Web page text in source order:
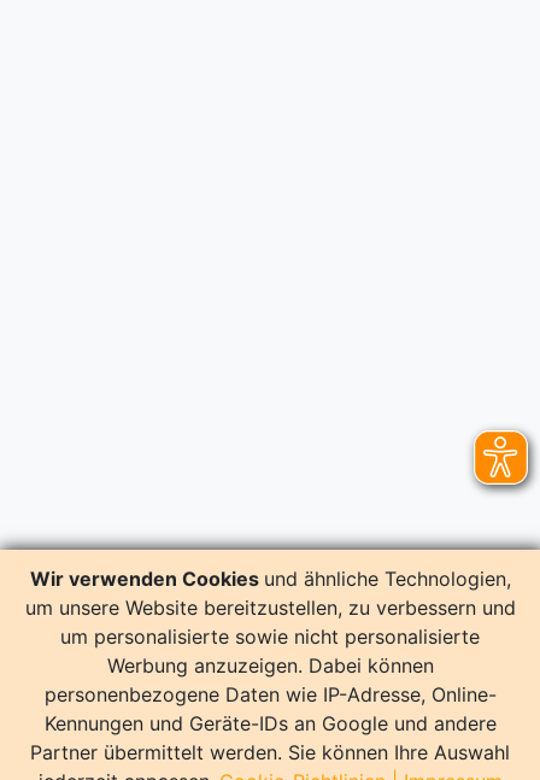
Wir verwenden Cookies und ähnliche Technologien,
um unsere Website bereitzustellen, zu verbessern und
um personalisierte sowie nicht personalisierte
Werbung anzuzeigen. Dabei können
personenbezogene Daten wie IP-Adresse, Online-
Kennungen und Geräte-IDs an Google und andere
Partner übermittelt werden. Sie können Ihre Auswahl